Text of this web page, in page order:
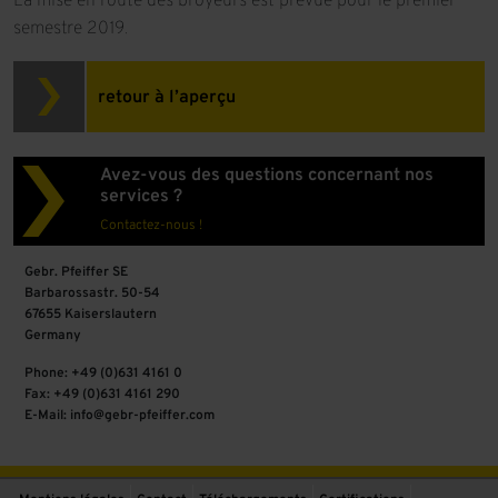
semestre 2019.
retour à l’aperçu
Avez-vous des questions concernant nos
services ?
Contactez-nous !
Gebr. Pfeiffer SE
Barbarossastr. 50-54
67655 Kaiserslautern
Germany
Phone: +49 (0)631 4161 0
Fax: +49 (0)631 4161 290
E-Mail: info@gebr-pfeiffer.com